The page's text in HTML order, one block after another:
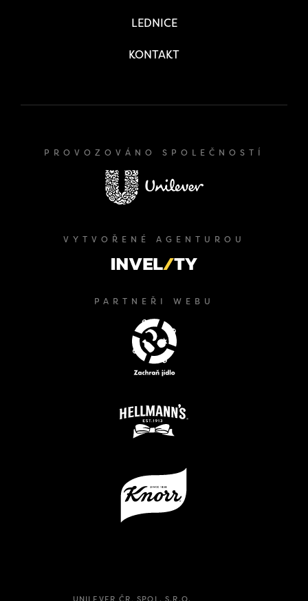
LEDNICE
KONTAKT
PROVOZOVÁNO SPOLEČNOSTÍ
VYTVOŘENÉ AGENTUROU
PARTNEŘI WEBU
UNILEVER ČR, SPOL. S.R.O.